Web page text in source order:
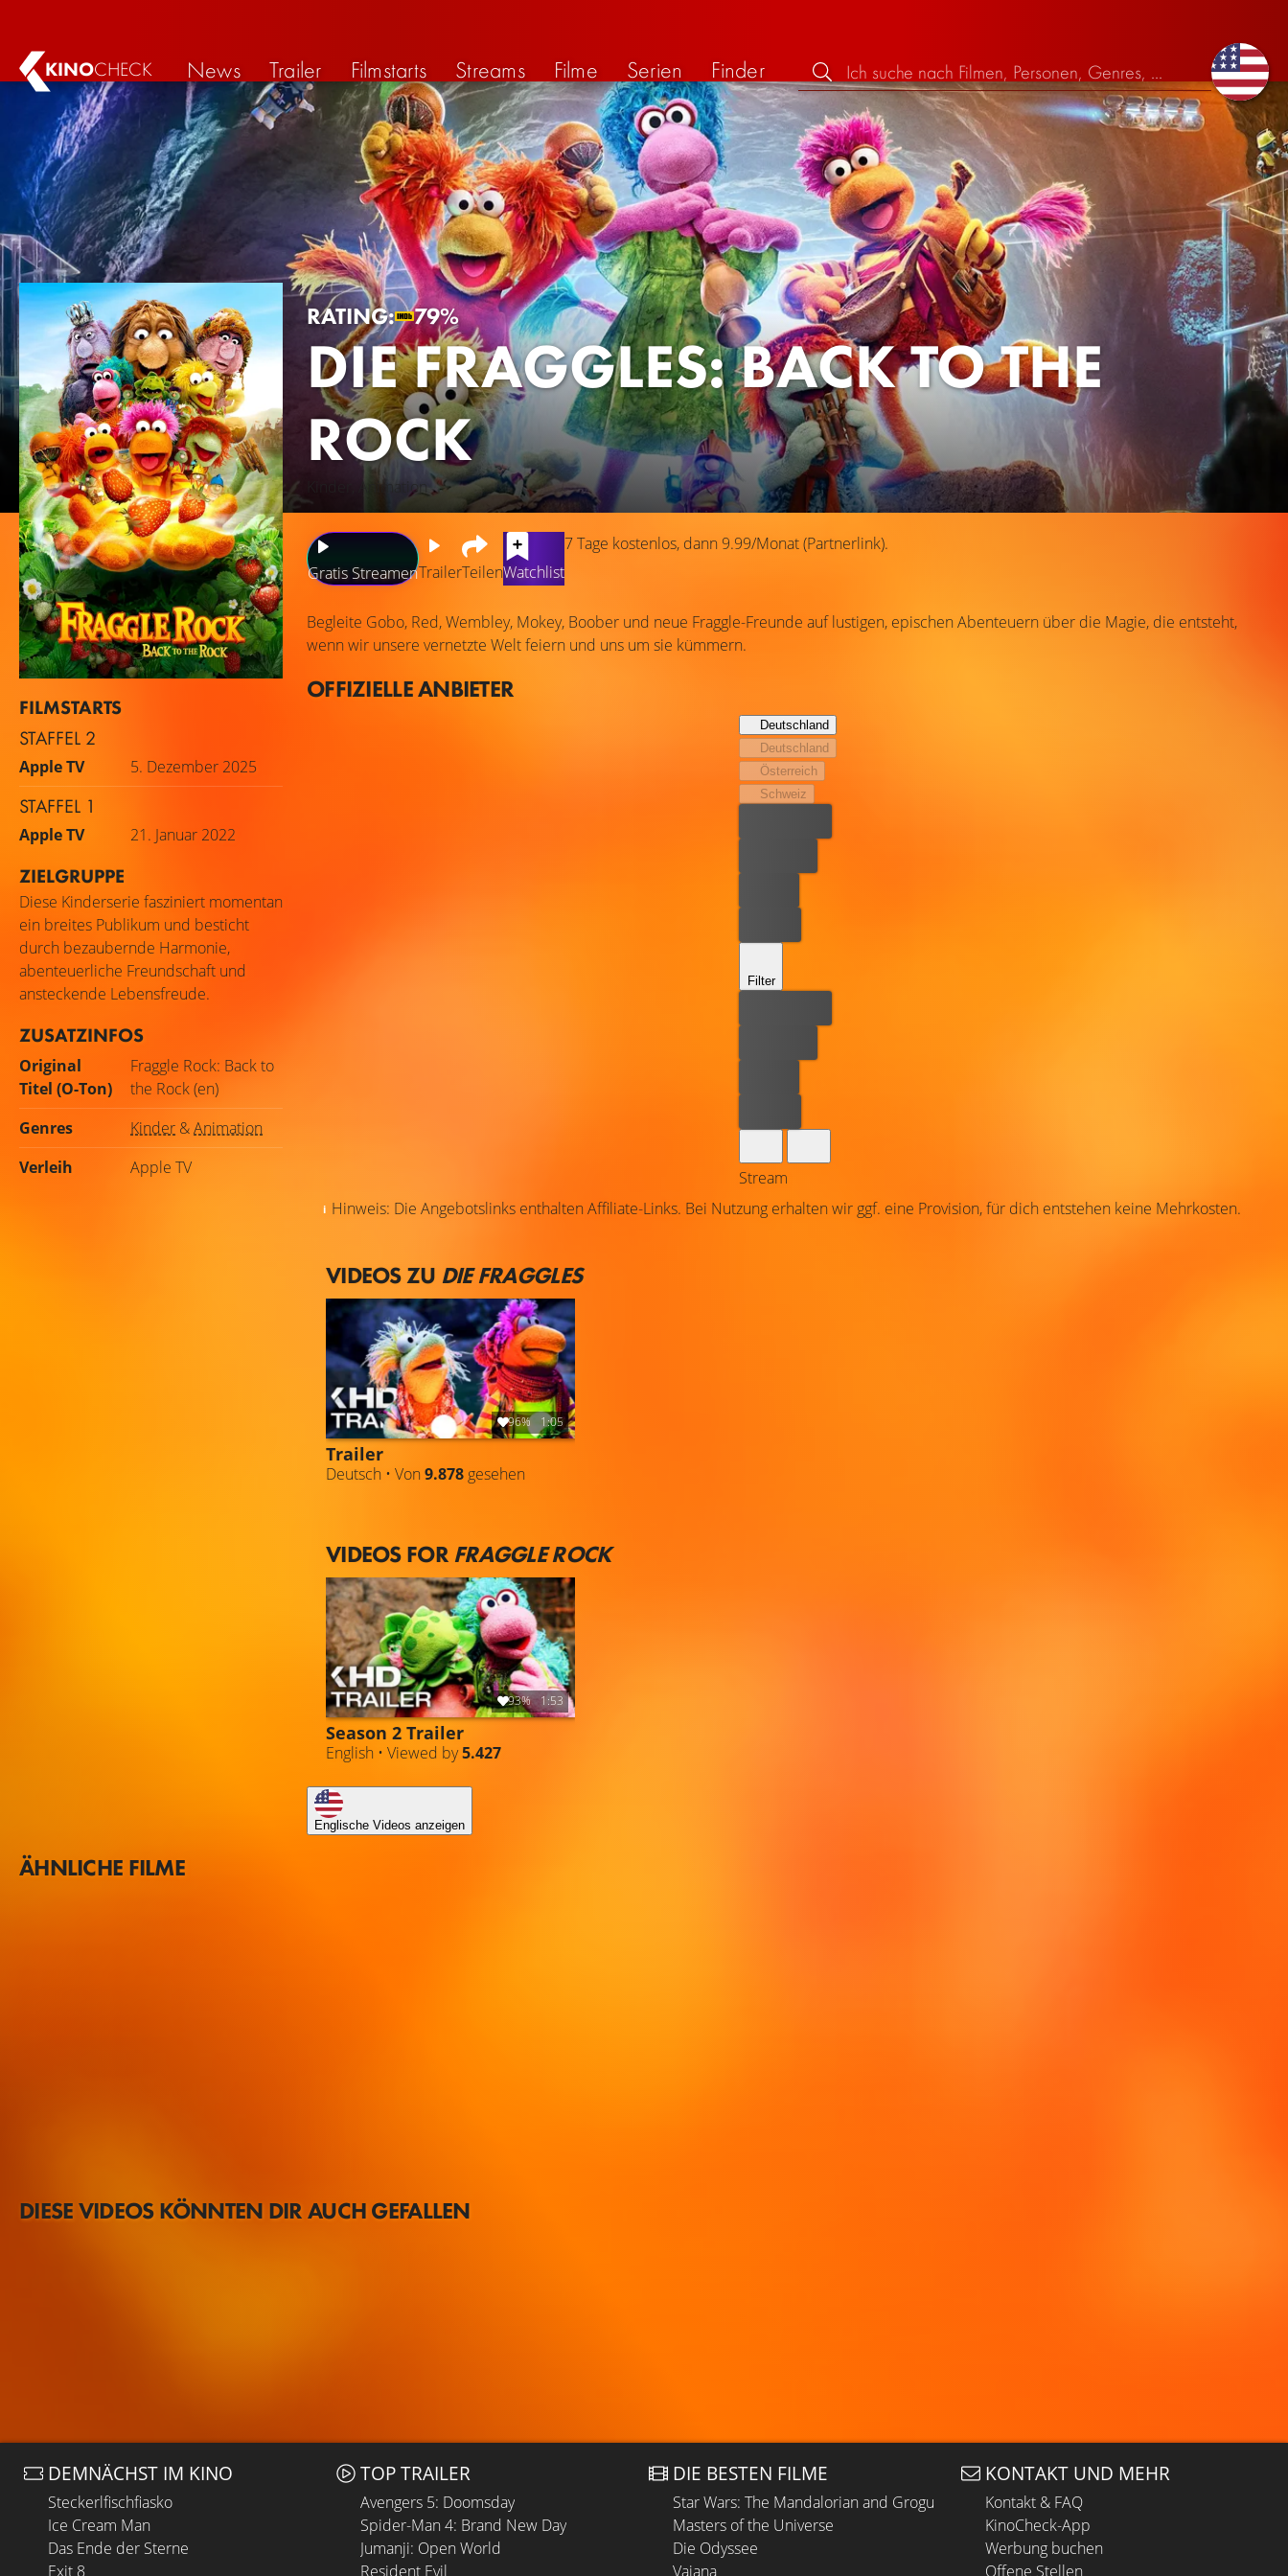
KINOCHECK News Trailer Filmstarts Streams Filme Serien Finder
RATING: 79%
DIE FRAGGLES: BACK TO THE
ROCK
Kinder, Animation
FILMSTARTS
STAFFEL 2
Apple TV 5. Dezember 2025
STAFFEL 1
Apple TV 21. Januar 2022
ZIELGRUPPE
Diese Kinderserie fasziniert momentan
ein breites Publikum und besticht
durch bezaubernde Harmonie,
abenteuerliche Freundschaft und
ansteckende Lebensfreude.
ZUSATZINFOS
Original
Titel (O-Ton)
Fraggle Rock: Back to
the Rock (en)
Genres
Kinder &Animation
Verleih
Apple TV
Gratis StreamenTrailerTeilenWatchlist
7 Tage kostenlos, dann 9.99/Monat (Partnerlink).
Begleite Gobo, Red, Wembley, Mokey, Boober und neue Fraggle-Freunde auf lustigen, epischen Abenteuern über die Magie, die entsteht,
wenn wir unsere vernetzte Welt feiern und uns um sie kümmern.
OFFIZIELLE ANBIETER
Deutschland
Deutschland
Österreich
Schweiz
Filter
Stream
Hinweis: Die Angebotslinks enthalten Affiliate-Links. Bei Nutzung erhalten wir ggf. eine Provision, für dich entstehen keine Mehrkosten.
VIDEOS ZU DIE FRAGGLES
96% 1:05
Trailer
Deutsch • Von9.878 gesehen
VIDEOS FORFRAGGLE ROCK
93% 1:53
Season 2 Trailer
English • Viewed by5.427
Englische Videos anzeigen
ÄHNLICHE FILME
DIESE VIDEOS KÖNNTEN DIR AUCH GEFALLEN
DEMNÄCHST IM KINO
Steckerlfischfiasko
Ice Cream Man
Das Ende der Sterne
Exit 8
TOP TRAILER
Avengers 5: Doomsday
Spider-Man 4: Brand New Day
Jumanji: Open World
Resident Evil
DIE BESTEN FILME
Star Wars: The Mandalorian and Grogu
Masters of the Universe
Die Odyssee
Vaiana
KONTAKT UND MEHR
Kontakt & FAQ
KinoCheck-App
Werbung buchen
Offene Stellen